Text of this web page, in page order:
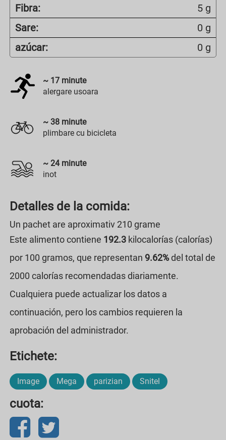
Fibra:
5 g
Sare:
0 g
azúcar:
0 g
~ 17 minute
alergare usoara
~ 38 minute
plimbare cu bicicleta
~ 24minute
inot
Detalles de la comida:
Un pachet are aproximativ 210 grame
Este alimento contiene 192.3 kilocalorías (calorías)
por 100 gramos, que representan 9.62%del total de
2000 calorías recomendadas diariamente.
Cualquiera puede actualizar los datos a
continuación, pero los cambios requieren la
aprobación del administrador.
Etichete:
Image Mega parizian Snitel
cuota: